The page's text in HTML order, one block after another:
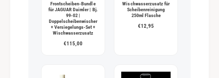
Frontscheiben-Bundle
für JAGUAR Daimler | Bj.
99-02 |
Doppelscheibenwischer
+ Versiegelungs-Set +
Wischwasserzusatz
€115,00
Wischwasserzusatz für
Scheibenreinigung
250ml Flasche
€12,95